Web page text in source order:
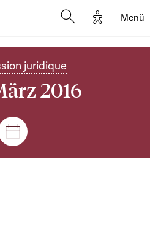
Options
Menü
juridique
2016
Plenar- und